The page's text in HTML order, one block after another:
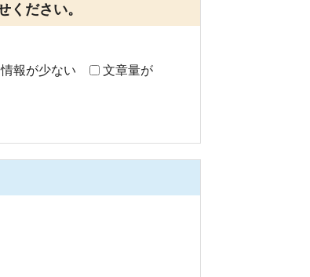
ださい。
情報が少ない
文章量が